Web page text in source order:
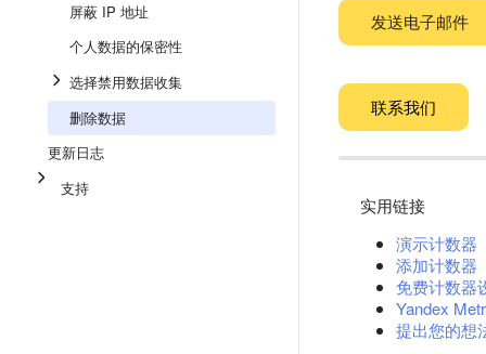
屏蔽 IP 地址
个人数据的保密性
选择禁用数据收集
删除数据
更新日志
支持
发送电子邮件
联系我们
实用链接
演示计数器
添加计数器
免费计数器
Yandex
提出您的想